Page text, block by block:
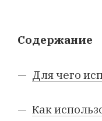
Содержание
Для чего
Как